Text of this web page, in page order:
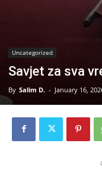
Uncategorized
Savjet za sva
By Salim D. - January 16,